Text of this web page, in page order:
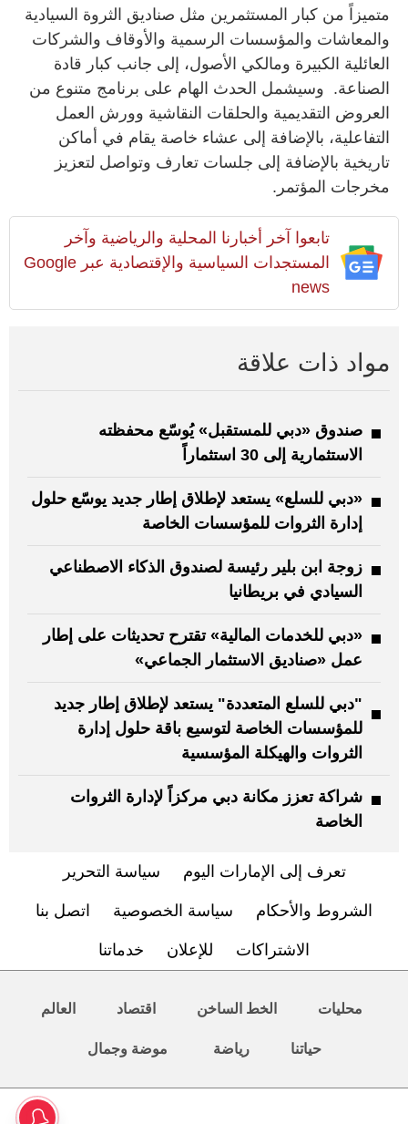
متميزاً من كبار المستثمرين مثل صناديق الثروة السيادية
والمعاشات والمؤسسات الرسمية والأوقاف والشركات
العائلية الكبيرة ومالكي الأصول، إلى جانب كبار قادة
الصناعة. وسيشمل الحدث الهام على برنامج متنوع من
العروض التقديمية والحلقات النقاشية وورش العمل
التفاعلية، بالإضافة إلى عشاء خاصة يقام في أماكن
تاريخية بالإضافة إلى جلسات تعارف وتواصل لتعزيز
مخرجات المؤتمر.
تابعوا آخر أخبارنا المحلية والرياضية وآخر
المستجدات السياسية والإقتصادية عبر Google
news
مواد ذات علاقة
صندوق «دبي للمستقبل» يُوسّع محفظته
الاستثمارية إلى 30 استثماراً
«دبي للسلع» يستعد لإطلاق إطار جديد يوسّع حلول
إدارة الثروات للمؤسسات الخاصة
زوجة ابن بلير رئيسة لصندوق الذكاء الاصطناعي
السيادي في بريطانيا
«دبي للخدمات المالية» تقترح تحديثات على إطار
عمل «صناديق الاستثمار الجماعي»
"دبي للسلع المتعددة" يستعد لإطلاق إطار جديد
للمؤسسات الخاصة لتوسيع باقة حلول إدارة
الثروات والهيكلة المؤسسية
شراكة تعزز مكانة دبي مركزاً لإدارة الثروات
الخاصة
تعرف إلى الإمارات اليوم سياسة التحرير
الشروط والأحكام سياسة الخصوصية اتصل بنا
الاشتراكات للإعلان خدماتنا
محليات الخط الساخن اقتصاد العالم
حياتنا رياضة موضة وجمال